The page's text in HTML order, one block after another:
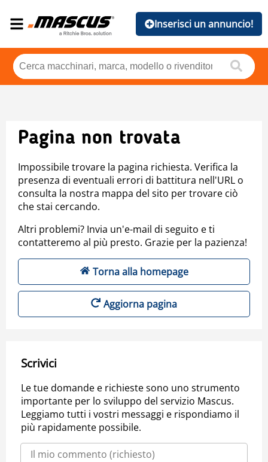
Inserisci un annuncio!
Pagina non trovata
Impossibile trovare la pagina richiesta. Verifica la
presenza di eventuali errori di battitura nell'URL o
consulta la nostra mappa del sito per trovare ciò
che stai cercando.
Altri problemi? Invia un'e-mail di seguito e ti
contatteremo al più presto. Grazie per la pazienza!
Torna alla homepage
Aggiorna pagina
Scrivici
Le tue domande e richieste sono uno strumento
importante per lo sviluppo del servizio Mascus.
Leggiamo tutti i vostri messaggi e rispondiamo il
più rapidamente possibile.